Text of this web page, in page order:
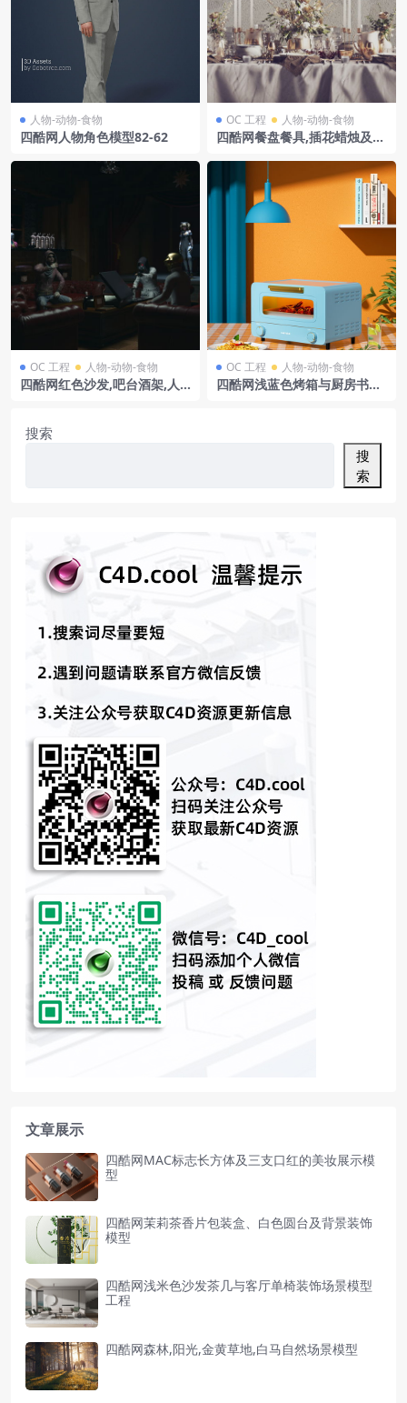
人物-动物-食物
四酷网人物角色模型82-62
OC 工程 人物-动物-食物
四酷网餐盘餐具,插花蜡烛及金
OC 工程 人物-动物-食物
四酷网红色沙发,吧台酒架,人
OC 工程 人物-动物-食物
四酷网浅蓝色烤箱与厨房书籍
搜索
搜
索
文章展示
四酷网MAC标志长方体及三支口红的美妆展示模
型
四酷网茉莉茶香片包装盒、白色圆台及背景装饰
模型
四酷网浅米色沙发茶几与客厅单椅装饰场景模型
工程
四酷网森林,阳光,金黄草地,白马自然场景模型